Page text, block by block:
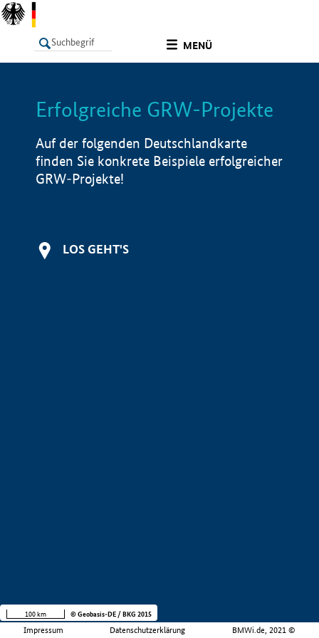
MENÜ
LISTE Info
Erfolgreiche GRW-Projekte
Auf der folgenden Deutschlandkarte
finden Sie konkrete Beispiele erfolgreicher
GRW-Projekte!
LOS GEHT'S
Impressum Datenschutzerklärung BMWi.de, 2021 ©
100 km © Geobasis-DE / BKG 2015